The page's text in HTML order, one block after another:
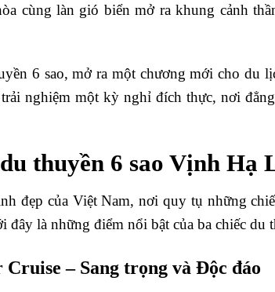
cùng làn gió biển mở ra khung cảnh
6 sao, mở ra một chương mới cho du
nghiệm một kỳ nghỉ đích thực, nơi
thuyền 6 sao Vịnh Hạ
đẹp của Việt Nam, nơi quy tụ những
đây là những điểm nổi bật của ba chiếc du
– Sang trọng và Độc đáo